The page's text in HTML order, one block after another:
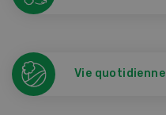
Vie quotidienne